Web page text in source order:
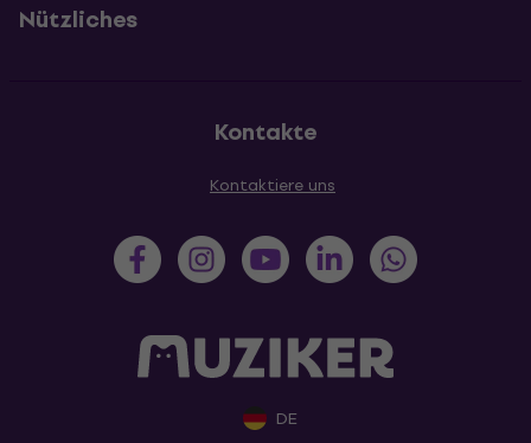
Nützliches
Kontakte
Kontaktiere uns
DE